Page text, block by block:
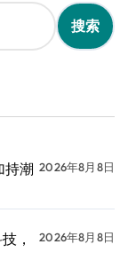
持潮 2026年8月8日
，
2026年8月8日